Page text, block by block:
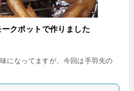
クポットで作りました
になってますが、今回は手羽先の